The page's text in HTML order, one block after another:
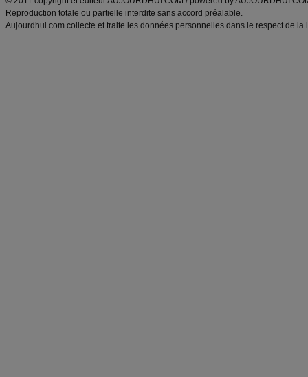
Reproduction totale ou partielle interdite sans accord préalable.
Aujourdhui.com collecte et traite les données personnelles dans le respect de